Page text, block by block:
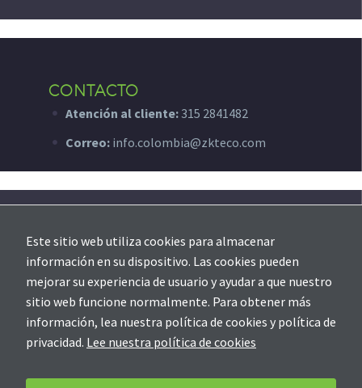
CONTACTO
Atención al cliente: 315 2841482
Correo: info.colombia@zkteco.com
Creación de ticket
Este sitio web utiliza cookies para almacenar
información en su dispositivo. Las cookies pueden
mejorar su experiencia de usuario y ayudar a que nuestro
sitio web funcione normalmente. Para obtener más
información, lea nuestra política de cookies y política de
privacidad. Lee nuestra política de cookies